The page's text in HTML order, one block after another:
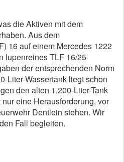
die Aktiven mit dem
Aus dem
16 auf einem Mercedes 1222
lupenreines TLF 16/25
der entsprechenden Norm
Liter-Wassertank liegt schon
den alten 1.200-Liter-Tank
eine Herausforderung, vor
Dentlein stehen. Wir
Fall begleiten.